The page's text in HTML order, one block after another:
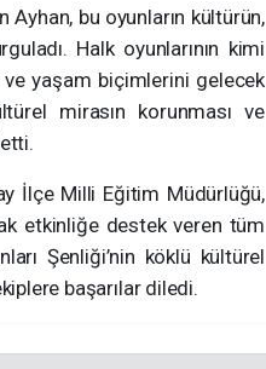
Ayhan, bu oyunların kültürün,
Halk oyunlarının kimi
yaşam biçimlerini gelecek
mirasın korunması ve
İlçe Milli Eğitim Müdürlüğü,
etkinliğe destek veren tüm
Şenliği’nin köklü kültürel
başarılar diledi.